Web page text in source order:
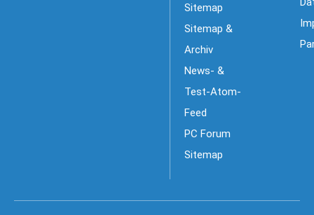
Sitemap
Sitemap &
Archiv
News- &
Test-Atom-
Feed
PC Forum
Sitemap